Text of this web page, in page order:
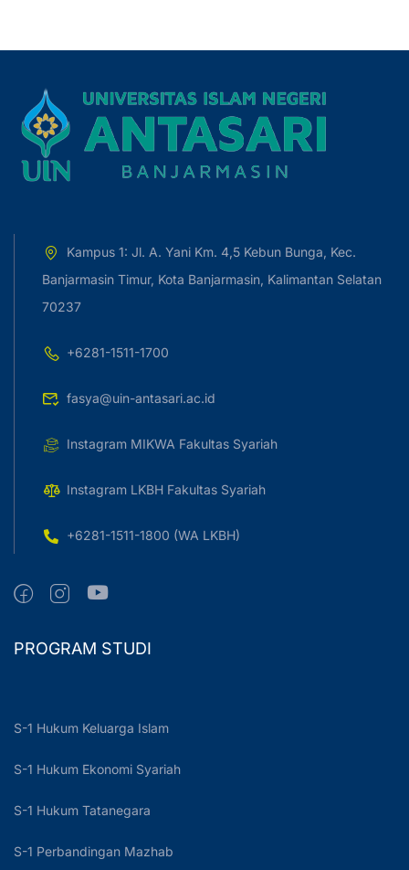
Kampus 1: Jl. A. Yani Km. 4,5 Kebun Bunga, Kec.
Banjarmasin Timur, Kota Banjarmasin, Kalimantan Selatan
70237
+6281-1511-1700
fasya@uin-antasari.ac.id
Instagram MIKWA Fakultas Syariah
Instagram LKBH Fakultas Syariah
+6281-1511-1800 (WA LKBH)
PROGRAM STUDI
S-1 Hukum Keluarga Islam
S-1 Hukum Ekonomi Syariah
S-1 Hukum Tatanegara
S-1 Perbandingan Mazhab